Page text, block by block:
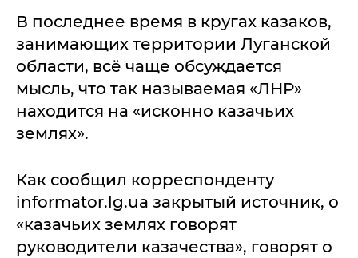
В последнее время в кругах казаков,
занимающих территории Луганской
области, всё чаще обсуждается
мысль, что так называемая «ЛНР»
находится на «исконно казачьих
землях».
Как сообщил корреспонденту
informator.lg.ua закрытый источник, о
«казачьих землях говорят
руководители казачества», говорят о